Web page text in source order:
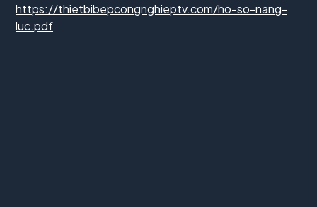
https://thietbibepcongnghieptv.com/ho-so-nang-
luc.pdf